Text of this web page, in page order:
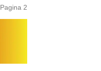
Pagina 2